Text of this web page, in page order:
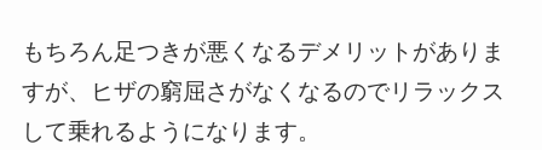
もちろん足つきが悪くなるデメリットがありま
すが、ヒザの窮屈さがなくなるのでリラックス
して乗れるようになります。